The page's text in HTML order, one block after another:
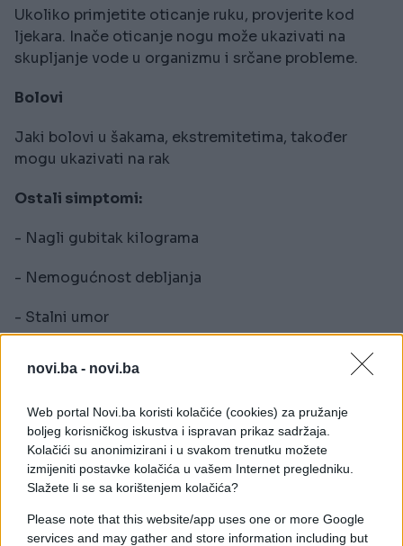
novi.ba - novi.ba
Web portal Novi.ba koristi kolačiće (cookies) za pružanje
boljeg korisničkog iskustva i ispravan prikaz sadržaja.
Kolačići su anonimizirani i u svakom trenutku možete
izmijeniti postavke kolačića u vašem Internet pregledniku.
Slažete li se sa korištenjem kolačića?
Please note that this website/app uses one or more Google
services and may gather and store information including but
Ukoliko primjetite oticanje ruku, provjerite kod
ljekara. Inače oticanje nogu može ukazivati na
skupljanje vode u organizmu i srčane probleme.
Bolovi
Jaki bolovi u šakama, ekstremitetima, također
mogu ukazivati na rak
Ostali simptomi:
- Nagli gubitak kilograma
- Nemogućnost debljanja
- Stalni umor
prirodne sokove koji će vas jačati i ubijati ćelije
raka(sokovi od cvekle, narandže, borovnice).
Postoje brojni slučajevi gdje su se mnoge osobe
izliječile od raka jer su koristile prirodne sokove i
zdravo se hranile.